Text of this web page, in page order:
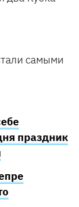
праздник